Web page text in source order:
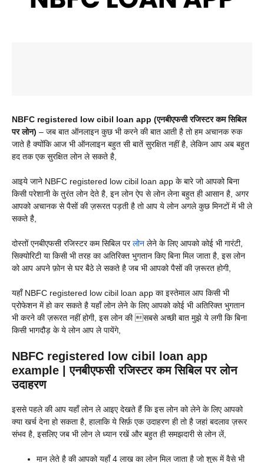
NBFC registered low cibil loan app (एनबीएफसी रजिस्टर कम सिबिल
पर लोन) – जब बात ऑनलाइन कुछ भी करने की बात आती है तो हम अचानक रुक
जाते है क्योंकि आज भी ऑनलाइन बहुत सी बातें सुरक्षित नहीं है, लेकिन आप अब बहुत
हद तक एक सुरक्षित लोन ले सकते है,
आइये जाने NBFC registered low cibil loan app के बारे जो आपको बिना
किसी परेशानी के तुरंत लोन देते है, इन लोन ऐप से लोन लेना बहुत ही आसान है, अगर
आपको अचानक से पैसों की ज़रूरत पड़ती है तो आप ये लोन अगले कुछ मिनटों में भी ले
सकते है,
दोस्तों एनबीएफसी रजिस्टर कम सिबिल परलोन लेने के लिए आपको कोई भी गारंटी,
सिक्योरिटी या किसी भी तरह का अतिरिक्त भुगतान किए बिना मिल जाता है, इस लोन
को आप अपने फ़ोन से घर बैठे ले सकते है जब भी आपको पैसों की ज़रूरत होगी,
यहाँ NBFC registered low cibil loan app का इस्तेमाल आप किसी भी
प्रोफेशन में हो कर सकते है यहाँ लोन लेने के लिए आपको कोई भी अतिरिक्त भुगतान
भी करने की ज़रूरत नहीं होगी, इस लोन की सबसे अच्छी बात मुझे ये लगी कि बिना
किसी भागदौड़ के ये लोन आप ले पायेंगे,
NBFC registered low cibil loan app
example | एनबीएफसी रजिस्टर कम सिबिल पर लोन
उदाहरण
इससे पहले की आप यहाँ लोन ले आइए देखते हैं कि इस लोन को लेने के लिए आपको
क्या खर्च देना हो सकता है, हालाकि ये सिर्फ़ एक उदाहरण ही तो है जहां बदलाव ज़रूर
संभव है, इसलिए जब भी लोन ले ध्यान रखें और बहुत ही समझदारी से लोन लें,
मान लेते है की आपको यहाँ 4 लाख का लोन मिल जाता है जो शुरू में वैसे भी